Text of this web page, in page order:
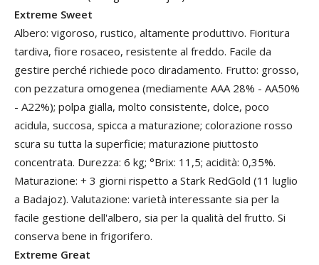
Extreme Sweet
Albero: vigoroso, rustico, altamente produttivo. Fioritura
tardiva, fiore rosaceo, resistente al freddo. Facile da
gestire perché richiede poco diradamento. Frutto: grosso,
con pezzatura omogenea (mediamente AAA 28% - AA50%
- A22%); polpa gialla, molto consistente, dolce, poco
acidula, succosa, spicca a maturazione; colorazione rosso
scura su tutta la superficie; maturazione piuttosto
concentrata. Durezza: 6 kg; °Brix: 11,5; acidità: 0,35%.
Maturazione: + 3 giorni rispetto a Stark RedGold (11 luglio
a Badajoz). Valutazione: varietà interessante sia per la
facile gestione dell'albero, sia per la qualità del frutto. Si
conserva bene in frigorifero.
Extreme Great